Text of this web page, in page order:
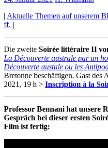
| Aktuelle Themen auf unserem
ff. |
Die zweite Soirée littéraire II
La Découverte australe par un
Découverte austale ou les
Bretonne beschäftigen. Gast des
2021, 19 h > Inscription à la
Professor Bennani hat unsere
Gespräch bei dieser ersten
Film ist fertig: